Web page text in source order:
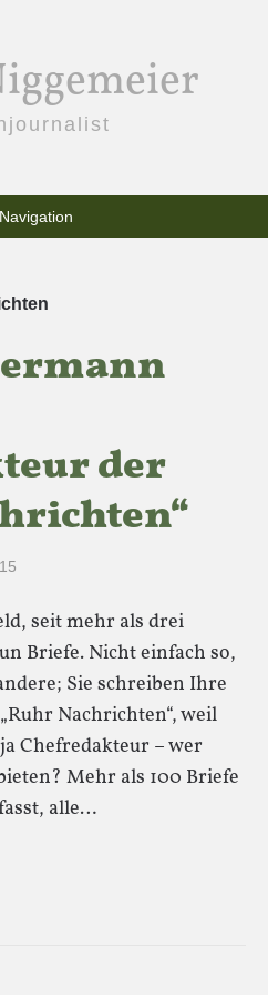
der
seit mehr als drei
Briefe. Nicht einfach so,
Sie schreiben Ihre
Nachrichten“, weil
Chefredakteur – wer
Mehr als 100 Briefe
alle…